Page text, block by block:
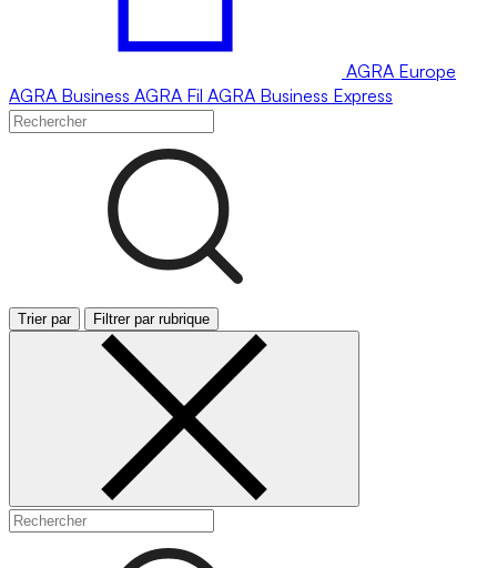
AGRA Europe
AGRA Business AGRA Fil AGRA Business Express
Trier par Filtrer par rubrique